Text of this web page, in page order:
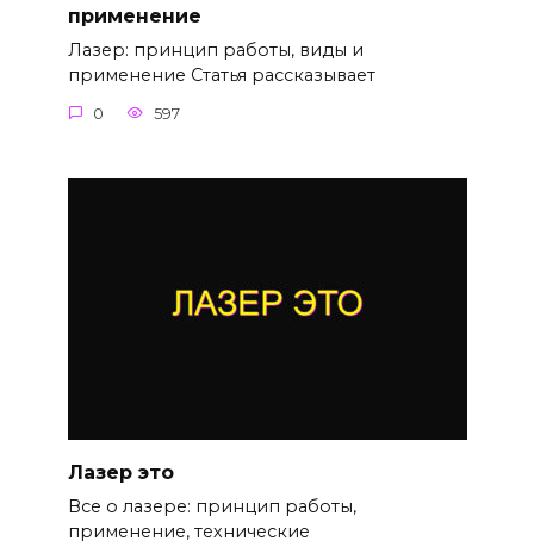
применение
Лазер: принцип работы, виды и
применение Статья рассказывает
0 597
Лазер это
Все о лазере: принцип работы,
применение, технические